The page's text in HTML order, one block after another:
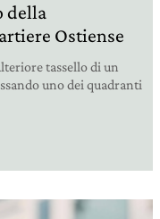
della
Ostiense
tassello di un
uno dei quadranti